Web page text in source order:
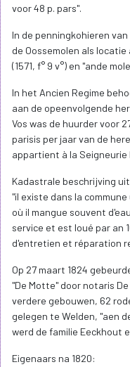
voor 48 p. pars".
In de penningkohieren
de Oossemolen als
(1571, f° 9 v°) en "ande
In het Ancien Regime
aan de opeenvolgende
Vos was de huurder voor
parisis per jaar van de
appartient à la Seigneurie
Kadastrale beschrijving uit
"il existe dans la
où il mangue souvent
service et est loué par an
d'entretien et réparation
Op 27 maart 1824
"De Motte" door notaris
verdere gebouwen, 62
gelegen te Welden, "aen
werd de familie Eeckhout
Eigenaars na 1820: